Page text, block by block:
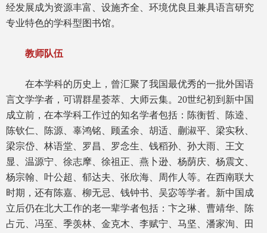
经发展成为资源丰富、设施齐全、环境优良且兼具语言研究
专业特色的学科型图书馆。
教师队伍
在本学科的历史上，曾汇聚了我国最优秀的一批外国语
言文学学者，可谓群星荟萃、大师云集。20世纪初到新中国
成立前，在本学科工作过的知名学者包括：陈衡哲、陈逵、
陈钦仁、陈源、辜鸿铭、顾孟余、胡适、蒯淑平、梁实秋、
梁宗岱、林语堂、罗昌、罗念生、钱稻孙、孙大雨、王文
显、温源宁、徐志摩、徐祖正、燕卜逊、杨荫庆、杨震文、
杨宗翰、叶公超、郁达夫、张欣海、周作人等。在西南联大
时期，还有陈嘉、柳无忌、钱钟书、吴宓等学者。新中国成
立后仍在北大工作的老一辈学者包括：卞之琳、曹靖华、陈
占元、冯至、季羡林、金克木、李赋宁、马坚、潘家洵、田